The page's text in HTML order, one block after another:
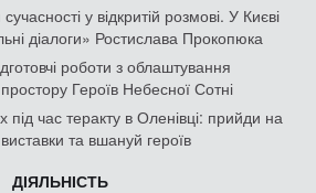
у відкритій розмові. У Києві
діалоги» Ростислава Прокопюка
роботи з облаштування
Героїв Небесної Сотні
під час теракту в Оленівці: прийди на
виставки та вшануй героїв
ДІЯЛЬНІСТЬ